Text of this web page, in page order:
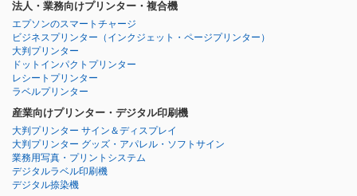
法人・業務向けプリンター・複合機
エプソンのスマートチャージ
ビジネスプリンター （インクジェット・ページプリンター）
大判プリンター
ドットインパクトプリンター
レシートプリンター
ラベルプリンター
産業向けプリンター・デジタル印刷機
大判プリンター サイン＆ディスプレイ
大判プリンター グッズ・アパレル・ソフトサイン
業務用写真・プリントシステム
デジタルラベル印刷機
デジタル捺染機